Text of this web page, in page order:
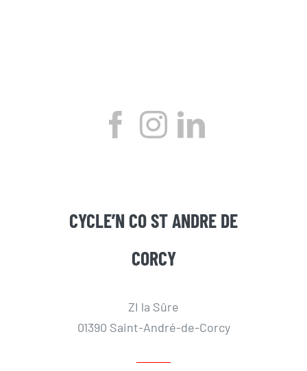
CYCLE’N CO ST ANDRE DE
CORCY
ZI la Sûre
01390 Saint-André-de-Corcy